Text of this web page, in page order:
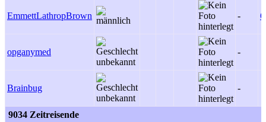
EmmettLathropBrown - 6
opganymed -
Brainbug -
9034 Zeitreisende